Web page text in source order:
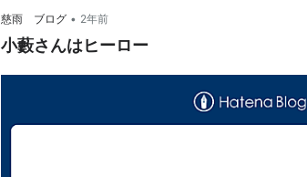
慈雨 ブログ • 2年前
小藪さんはヒーロー